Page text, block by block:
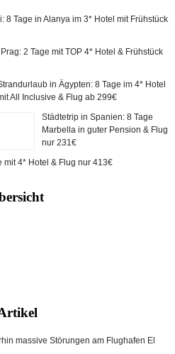
8 Tage in Alanya im 3* Hotel mit Frühstück
2 Tage mit TOP 4* Hotel & Frühstück
in Ägypten: 8 Tage im 4* Hotel
All Inclusive & Flug ab 299€
Städtetrip in Spanien: 8 Tage
Marbella in guter Pension & Flug
nur 231€
mit 4* Hotel & Flug nur 413€
massive Störungen am Flughafen El